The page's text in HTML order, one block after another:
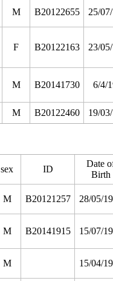
M B20122655 25/
F B20122163 23/
M B20141730 6/4/
M B20122460 19/
sex ID
Date
Birth
M B20121257 28/05/
M B20141915 15/07/
M 15/04/